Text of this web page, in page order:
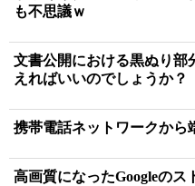
も不思議ｗ
文書公開における黒ぬり部
えればいいのでしょうか？
携帯電話ネットワークから
高画質になったGoogleのス